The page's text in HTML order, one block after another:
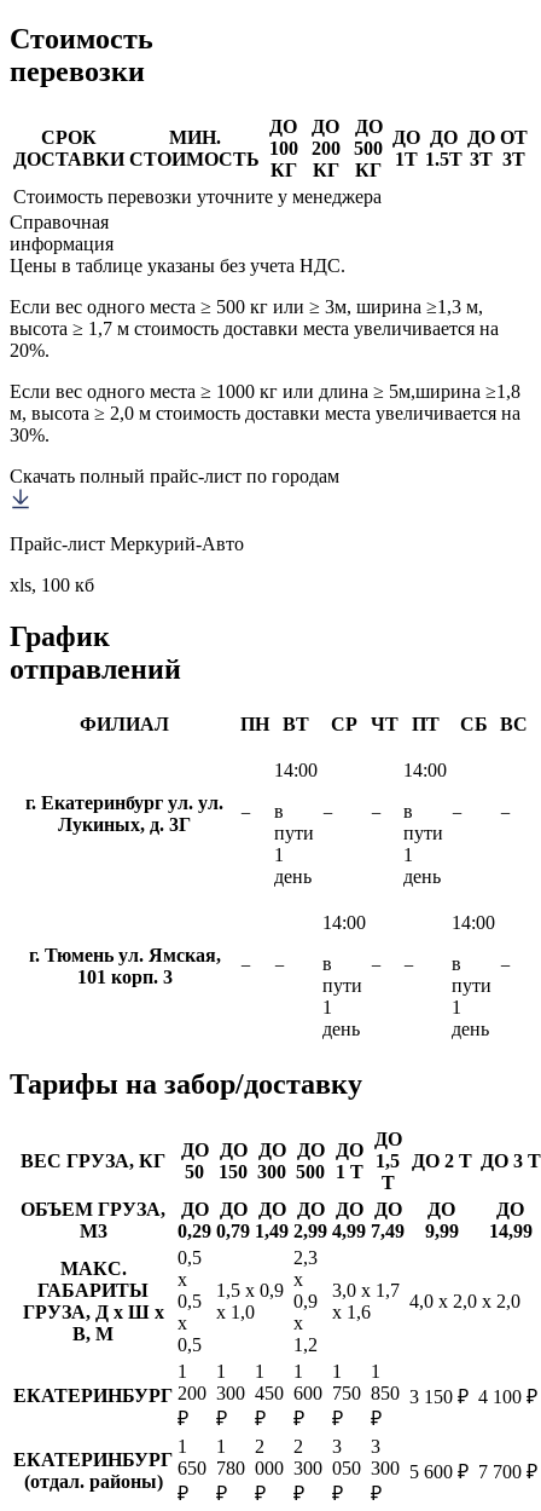
Стоимость
перевозки
СРОК
ДОСТАВКИ
МИН.
СТОИМОСТЬ
ДО
100
КГ
ДО
200
КГ
ДО
500
КГ
ДО
1Т
ДО
1.5Т
ДО
3Т
ОТ
3Т
Стоимость перевозки уточните у менеджера
Справочная
информация
Цены в таблице указаны без учета НДС.
Если вес одного места ≥ 500 кг или ≥ 3м, ширина ≥1,3 м,
высота ≥ 1,7 м стоимость доставки места увеличивается на
20%.
Если вес одного места ≥ 1000 кг или длина ≥ 5м,ширина ≥1,8
м, высота ≥ 2,0 м стоимость доставки места увеличивается на
30%.
Скачать полный прайс-лист по городам
Прайс-лист Меркурий-Авто
xls, 100 кб
График
отправлений
ФИЛИАЛ ПН ВТ СР ЧТ ПТ СБ ВС
г. Екатеринбург ул. ул.
Лукиных, д. 3Г
−
14:00
в
пути
1
день
− −
14:00
в
пути
1
день
− −
г. Тюмень ул. Ямская,
101 корп. 3
− −
14:00
в
пути
1
день
− −
14:00
в
пути
1
день
−
Тарифы на забор/доставку
ВЕС ГРУЗА, КГ
ДО
50
ДО
150
ДО
300
ДО
500
ДО
1 Т
ДО
1,5
Т
ДО 2 Т ДО 3 Т
ОБЪЕМ ГРУЗА,
М3
ДО
0,29
ДО
0,79
ДО
1,49
ДО
2,99
ДО
4,99
ДО
7,49
ДО
9,99
ДО
14,99
МАКС.
ГАБАРИТЫ
ГРУЗА, Д х Ш х
В, М
0,5
х
0,5
х
0,5
1,5 х 0,9
х 1,0
2,3
х
0,9
х
1,2
3,0 х 1,7
х 1,6
4,0 х 2,0 х 2,0
ЕКАТЕРИНБУРГ
1
200
₽
1
300
₽
1
450
₽
1
600
₽
1
750
₽
1
850
₽
3 150 ₽ 4 100 ₽
ЕКАТЕРИНБУРГ
(отдал. районы)
1
650
₽
1
780
₽
2
000
₽
2
300
₽
3
050
₽
3
300
₽
5 600 ₽ 7 700 ₽